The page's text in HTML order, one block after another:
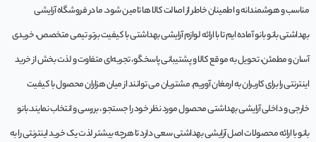
مناسب و هوشمندانه و اطمینان خاطر از اصالت کالا ها تامین شود. ما در فروشگاه آرایشی
بهداشتی بانو بانو آماده ایم تا با ارائه لوازم آرایشی بهداشتی با کیفیت برتر، تیمی متخصص، خریدی
آسان و مطمئن، تحویل به موقع کالا و پشتیبانی پاسخگو، تجربه‌ای متفاوت و لذت بخش از خرید
اینترنتی را برای کاربران به ارمغان آوریم. مشتريان می توانند از ميان هزاران محصول با کيفيت
خارجی و داخلی آرایشی بهداشتی محصول مورد نظر خود را جستجو ، بررسی و انتخاب نمايند.بانو
بانو با ارائه محصولات اصل آرایشی بهداشتی سعی دارد تا هرچه بیشتر لذت یک خرید اینترنتی را به